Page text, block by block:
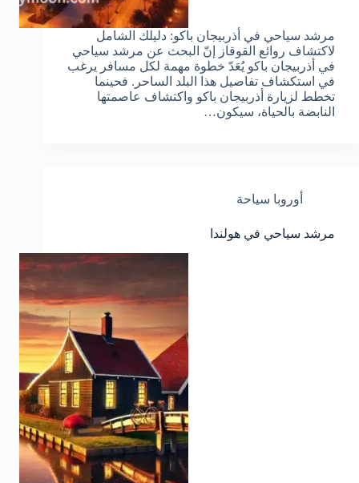
مرشد سياحي في أذربيجان باكو: دليلك الشامل
لاكتشاف روائع القوقاز إنّ البحث عن مرشد سياحي
في أذربيجان باكو يُعَدّ خطوة مهمة لكل مسافر يرغب
في استكشاف تفاصيل هذا البلد الساحر. فحينما
تخطط لزيارة أذربيجان باكو واكتشاف عاصمتها
النابضة بالحياة، سيكون…
أوروبا سياحة
مرشد سياحي في هولندا